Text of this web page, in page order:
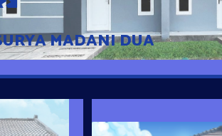
MADANI DUA